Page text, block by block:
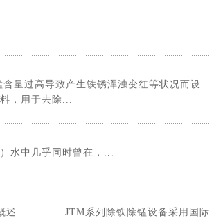
量过高导致产生铁锈浑浊变红等状况而设
，用于去除...
中几乎同时曾在，...
概述 JTM系列除铁除锰设备采用国际